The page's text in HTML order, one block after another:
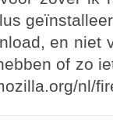
en niet
of zo
nl/